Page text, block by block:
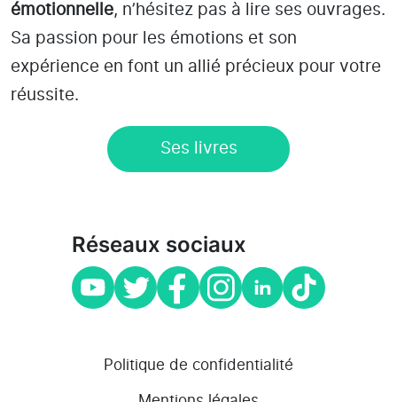
émotionnelle, n’hésitez pas à lire ses ouvrages.
Sa passion pour les émotions et son
expérience en font un allié précieux pour votre
réussite.
Ses livres
Réseaux sociaux
Politique de confidentialité